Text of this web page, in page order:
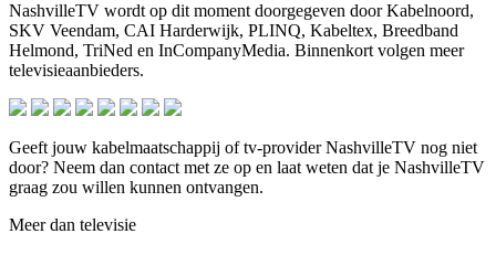
NashvilleTV wordt op dit moment doorgegeven door Kabelnoord,
SKV Veendam, CAI Harderwijk, PLINQ, Kabeltex, Breedband
Helmond, TriNed en InCompanyMedia. Binnenkort volgen meer
televisieaanbieders.
Geeft jouw kabelmaatschappij of tv-provider NashvilleTV nog niet
door? Neem dan contact met ze op en laat weten dat je NashvilleTV
graag zou willen kunnen ontvangen.
Meer dan televisie